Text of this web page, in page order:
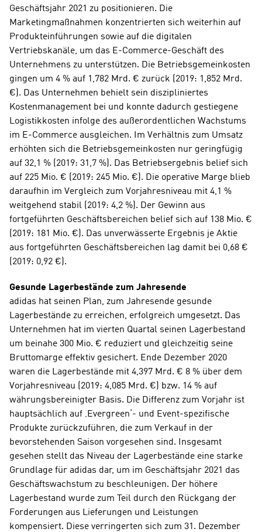
Geschäftsjahr 2021 zu positionieren. Die
Marketingmaßnahmen konzentrierten sich weiterhin auf
Produkteinführungen sowie auf die digitalen
Vertriebskanäle, um das E-Commerce-Geschäft des
Unternehmens zu unterstützen. Die Betriebsgemeinkosten
gingen um 4 % auf 1,782 Mrd. € zurück (2019: 1,852 Mrd.
€). Das Unternehmen behielt sein diszipliniertes
Kostenmanagement bei und konnte dadurch gestiegene
Logistikkosten infolge des außerordentlichen Wachstums
im E-Commerce ausgleichen. Im Verhältnis zum Umsatz
erhöhten sich die Betriebsgemeinkosten nur geringfügig
auf 32,1 % (2019: 31,7 %). Das Betriebsergebnis belief sich
auf 225 Mio. € (2019: 245 Mio. €). Die operative Marge blieb
daraufhin im Vergleich zum Vorjahresniveau mit 4,1 %
weitgehend stabil (2019: 4,2 %). Der Gewinn aus
fortgeführten Geschäftsbereichen belief sich auf 138 Mio. €
(2019: 181 Mio. €). Das unverwässerte Ergebnis je Aktie
aus fortgeführten Geschäftsbereichen lag damit bei 0,68 €
(2019: 0,92 €).
Gesunde Lagerbestände zum Jahresende
adidas hat seinen Plan, zum Jahresende gesunde
Lagerbestände zu erreichen, erfolgreich umgesetzt. Das
Unternehmen hat im vierten Quartal seinen Lagerbestand
um beinahe 300 Mio. € reduziert und gleichzeitig seine
Bruttomarge effektiv gesichert. Ende Dezember 2020
waren die Lagerbestände mit 4,397 Mrd. € 8 % über dem
Vorjahresniveau (2019: 4,085 Mrd. €) bzw. 14 % auf
währungsbereinigter Basis. Die Differenz zum Vorjahr ist
hauptsächlich auf ‚Evergreen‘- und Event-spezifische
Produkte zurückzuführen, die zum Verkauf in der
bevorstehenden Saison vorgesehen sind. Insgesamt
gesehen stellt das Niveau der Lagerbestände eine starke
Grundlage für adidas dar, um im Geschäftsjahr 2021 das
Geschäftswachstum zu beschleunigen. Der höhere
Lagerbestand wurde zum Teil durch den Rückgang der
Forderungen aus Lieferungen und Leistungen
kompensiert. Diese verringerten sich zum 31. Dezember